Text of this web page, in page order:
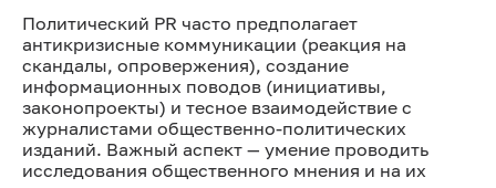
Политический PR часто предполагает
антикризисные коммуникации (реакция на
скандалы, опровержения), создание
информационных поводов (инициативы,
законопроекты) и тесное взаимодействие с
журналистами общественно-политических
изданий. Важный аспект — умение проводить
исследования общественного мнения и на их